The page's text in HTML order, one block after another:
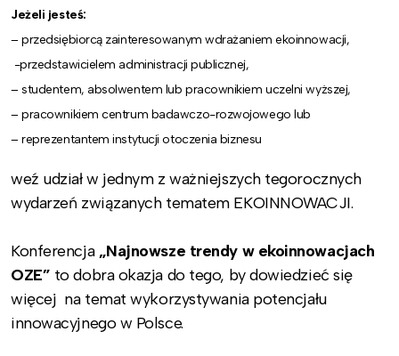
Jeżeli jesteś:
– przedsiębiorcą zainteresowanym wdrażaniem ekoinnowacji,
-przedstawicielem administracji publicznej,
– studentem, absolwentem lub pracownikiem uczelni wyższej,
– pracownikiem centrum badawczo-rozwojowego lub
– reprezentantem instytucji otoczenia biznesu
weź udział w jednym z ważniejszych tegorocznych
wydarzeń związanych tematem EKOINNOWACJI.
Konferencja „Najnowsze trendy w ekoinnowacjach
OZE” to dobra okazja do tego, by dowiedzieć się
więcej na temat wykorzystywania potencjału
innowacyjnego w Polsce.